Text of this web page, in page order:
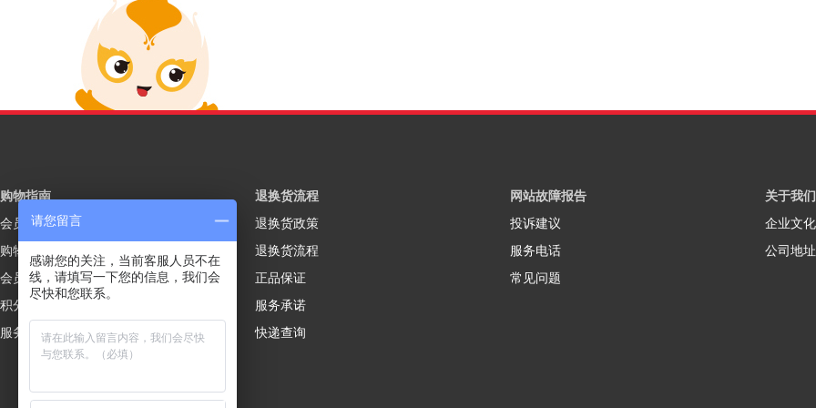
购物指南
会员注册
购物流程
会员制度
积分规则
服务说明
退换货流程
退换货政策
退换货流程
正品保证
服务承诺
快递查询
网站故障报告
投诉建议
服务电话
常见问题
关于我们
企业文化
公司地址
请您留言
感谢您的关注，当前客服人员不在
线，请填写一下您的信息，我们会
尽快和您联系。